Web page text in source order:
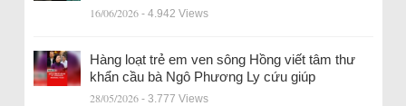
16/06/2026 - 4.942 Views
Hàng loạt trẻ em ven sông Hồng viết tâm thư
khẩn cầu bà Ngô Phương Ly cứu giúp
28/05/2026 - 3.777 Views